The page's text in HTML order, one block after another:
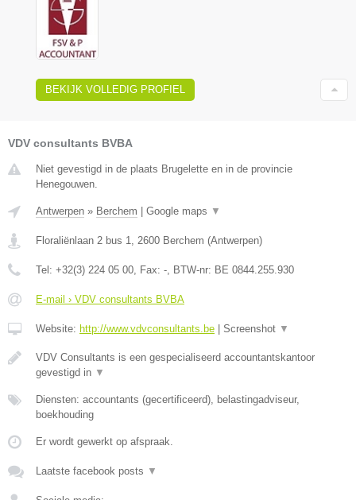
BEKIJK VOLLEDIG PROFIEL
VDV consultants BVBA
Niet gevestigd in de plaats Brugelette en in de provincie
Henegouwen.
Antwerpen » Berchem Google maps ▼
Floraliënlaan 2 bus 1, 2600 Berchem (Antwerpen)
Tel: +32(3) 224 05 00, Fax: -, BTW-nr: BE 0844.255.930
E-mail › VDV consultants BVBA
Website: http://www.vdvconsultants.be Screenshot ▼
VDV Consultants is een gespecialiseerd accountantskantoor
gevestigd in ▼
Diensten: accountants (gecertificeerd), belastingadviseur,
boekhouding
Er wordt gewerkt op afspraak.
Laatste facebook posts ▼